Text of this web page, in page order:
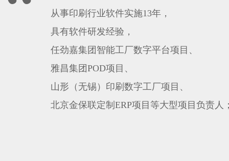
从事印刷行业软件实施13年，
具有软件研发经验，
任劲嘉集团智能工厂数字平台项目、
雅昌集团POD项目、
山形（无锡）印刷数字工厂项目、
北京金保联定制ERP项目等大型项目负责人